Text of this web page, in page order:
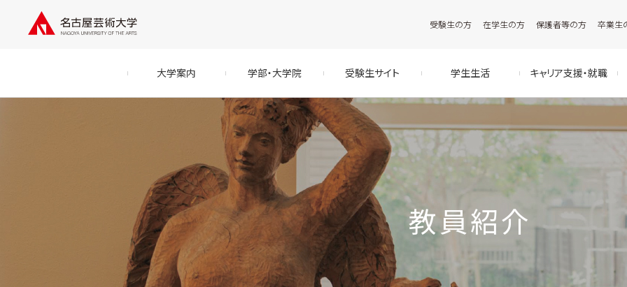
受験生の方 在学生の方 保護者等の方 卒業生
大学案内 学部・大学院 受験生サイト 学生生活 キャリア支援・就職
教員紹介